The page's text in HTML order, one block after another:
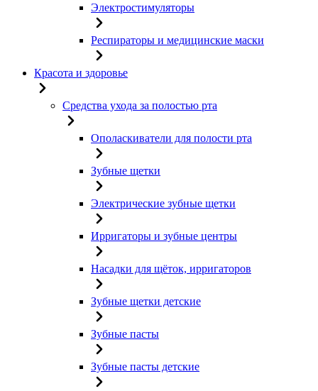
Электростимуляторы
Респираторы и медицинские маски
Красота и здоровье
Средства ухода за полостью рта
Ополаскиватели для полости рта
Зубные щетки
Электрические зубные щетки
Ирригаторы и зубные центры
Насадки для щёток, ирригаторов
Зубные щетки детские
Зубные пасты
Зубные пасты детские